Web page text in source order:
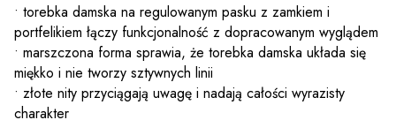
• torebka damska na regulowanym pasku z zamkiem i
portfelikiem łączy funkcjonalność z dopracowanym wyglądem
• marszczona forma sprawia, że torebka damska układa się
miękko i nie tworzy sztywnych linii
• złote nity przyciągają uwagę i nadają całości wyrazisty
charakter